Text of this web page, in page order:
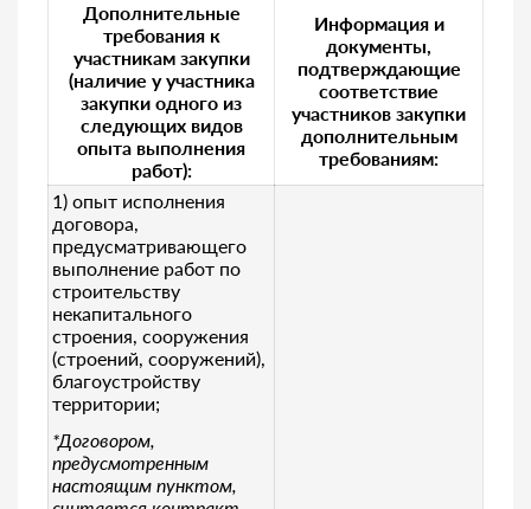
Дополнительные
требования к
участникам закупки
(наличие у участника
закупки одного из
следующих видов
опыта выполнения
работ):
Информация и
документы,
подтверждающие
соответствие
участников закупки
дополнительным
требованиям:
1) опыт исполнения
договора,
предусматривающего
выполнение работ по
строительству
некапитального
строения, сооружения
(строений, сооружений),
благоустройству
территории;
*Договором,
предусмотренным
настоящим пунктом,